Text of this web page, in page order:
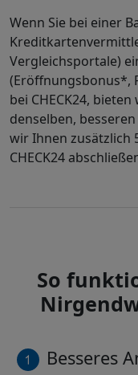
Wenn Sie bei einer
Vergleichsportale)
(Eröffnungsbonus*,
bei CHECK24,
denselben,
wir Ihnen zusätzlich
CHECK24
So
Besseres